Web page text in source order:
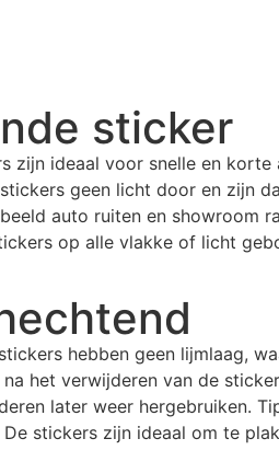
sticker
zijn ideaal voor snelle en korte
geen licht door en zijn
auto ruiten en showroom
op alle vlakke of licht
hebben geen lijmlaag,
het verwijderen van de
later weer hergebruiken.
stickers zijn ideaal om te